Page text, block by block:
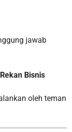
jawab
Bisnis
oleh teman